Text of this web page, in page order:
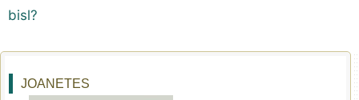
bisl?
JOANETES